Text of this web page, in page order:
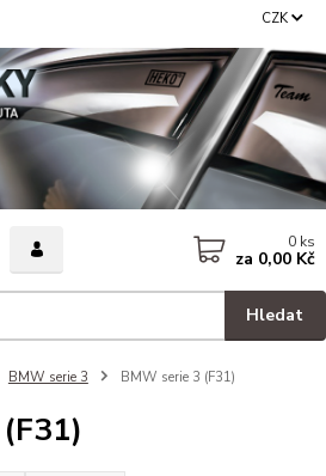
CZK
Hledat
0 ks
za 0,00 Kč
BMW serie 3 BMW serie 3 (F31)